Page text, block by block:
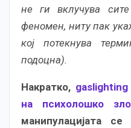
не ги вклучува
феномен, ниту пак
кој потекнува
подоцна).
Накратко,
на психолошко
манипулацијата